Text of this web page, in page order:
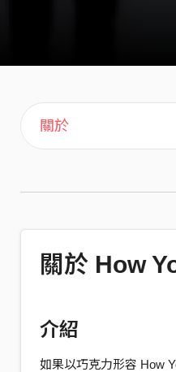
主頁
音樂
歌單
關於
關於 How
介紹
如果以巧克力形容 How